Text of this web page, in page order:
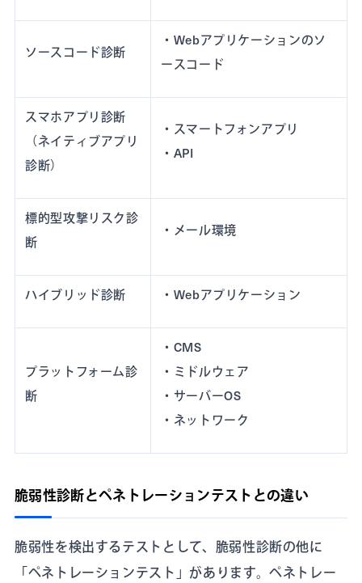
ソースコード診断
・Webアプリケーションのソ
ースコード
スマホアプリ診断
（ネイティブアプリ
診断）
・スマートフォンアプリ
・API
標的型攻撃リスク診
断
・メール環境
ハイブリッド診断 ・Webアプリケーション
プラットフォーム診
断
・CMS
・ミドルウェア
・サーバーOS
・ネットワーク
脆弱性診断とペネトレーションテストとの違い
脆弱性を検出するテストとして、脆弱性診断の他に
「ペネトレーションテスト」があります。ペネトレー